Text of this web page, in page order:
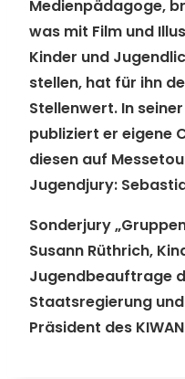
Medienpädagoge,
was mit Film und
Kinder und
stellen, hat für ihn
Stellenwert. In
publiziert er eigene
diesen auf
Jugendjury:
Sonderjury
Susann Rüthrich,
Jugendbeauftrage
Staatsregierung
Präsident des